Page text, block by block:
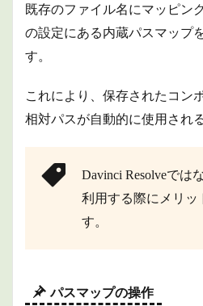
既存のファイル名にマッピン
の設定にある内蔵パスマップ
す。
これにより、保存されたコン
相対パスが自動的に使用され
Davinci Resolveでは
利用する際にメリッ
す。
パスマップの操作